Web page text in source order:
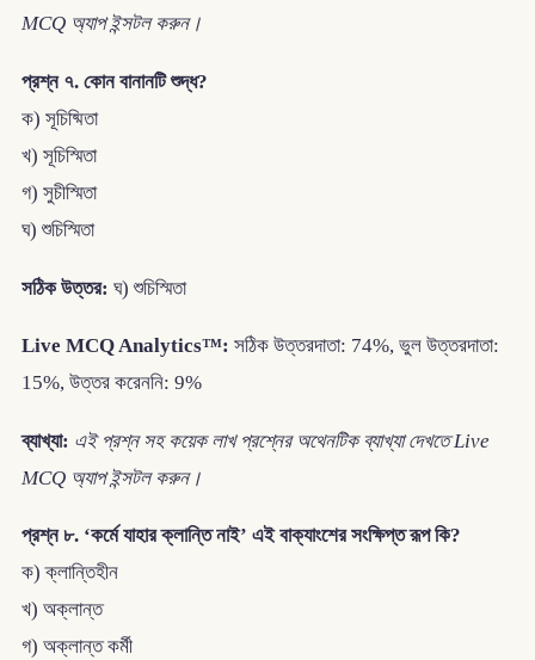
MCQ অ্যাপ ইন্সটল করুন।
প্রশ্ন ৭. কোন বানানটি শুদ্ধ?
ক) সূচিষ্মিতা
খ) সূচিস্মিতা
গ) সুচীস্মিতা
ঘ) শুচিস্মিতা
সঠিক উত্তর: ঘ) শুচিস্মিতা
Live MCQ Analytics™: সঠিক উত্তরদাতা: 74%, ভুল উত্তরদাতা:
15%, উত্তর করেননি: 9%
ব্যাখ্যা: এই প্রশ্ন সহ কয়েক লাখ প্রশ্নের অথেনটিক ব্যাখ্যা দেখতে Live
MCQ অ্যাপ ইন্সটল করুন।
প্রশ্ন ৮. ‘কর্মে যাহার ক্লান্তি নাই’ এই বাক্যাংশের সংক্ষিপ্ত রূপ কি?
ক) ক্লান্তিহীন
খ) অক্লান্ত
গ) অক্লান্ত কর্মী